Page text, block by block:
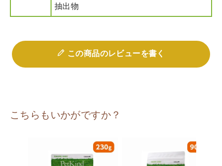
抽出物
この商品のレビューを書く
こちらもいかがですか？